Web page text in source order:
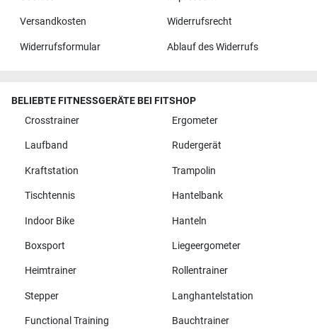
Versandkosten Widerrufsrecht
Widerrufsformular Ablauf des Widerrufs
BELIEBTE FITNESSGERÄTE BEI FITSHOP
Crosstrainer
Ergometer
Laufband Rudergerät
Kraftstation Trampolin
Tischtennis Hantelbank
Indoor Bike Hanteln
Boxsport Liegeergometer
Heimtrainer Rollentrainer
Stepper Langhantelstation
Functional Training Bauchtrainer